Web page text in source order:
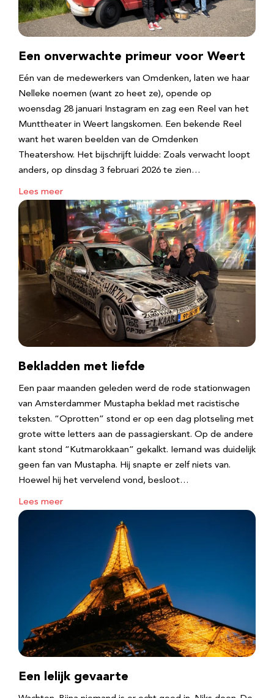
Een onverwachte primeur voor Weert
Eén van de medewerkers van Omdenken, laten we haar
Nelleke noemen (want zo heet ze), opende op
woensdag 28 januari Instagram en zag een Reel van het
Munttheater in Weert langskomen. Een bekende Reel
want het waren beelden van de Omdenken
Theatershow. Het bijschrijft luidde: Zoals verwacht loopt
anders, op dinsdag 3 februari 2026 te zien…
Lees meer
Bekladden met liefde
Een paar maanden geleden werd de rode stationwagen
van Amsterdammer Mustapha beklad met racistische
teksten. “Oprotten” stond er op een dag plotseling met
grote witte letters aan de passagierskant. Op de andere
kant stond “Kutmarokkaan” gekalkt. Iemand was duidelijk
geen fan van Mustapha. Hij snapte er zelf niets van.
Hoewel hij het vervelend vond, besloot…
Lees meer
Een lelijk gevaarte